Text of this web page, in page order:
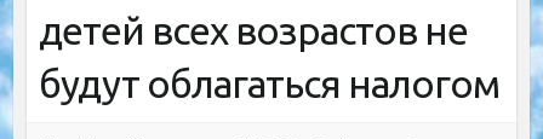
детей всех возрастов не
будут облагаться налогом